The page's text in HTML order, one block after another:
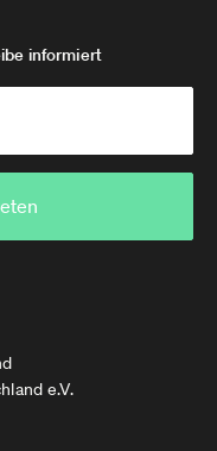
e.V.
informiert